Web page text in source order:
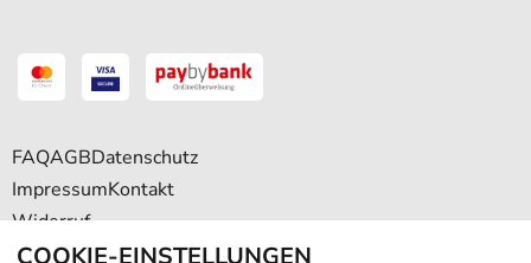
FAQAGBDatenschutz
ImpressumKontakt
Widerruf